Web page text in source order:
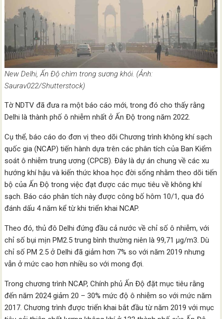
New Delhi, Ấn Độ chìm trong sương khói. (Ảnh:
Saurav022/Shutterstock)
Tờ NDTV đã đưa ra một báo cáo mới, trong đó cho thấy rằng
Delhi là thành phố ô nhiễm nhất ở Ấn Độ trong năm 2022.
Cụ thể, báo cáo do đơn vị theo dõi Chương trình không khí sạch
quốc gia (NCAP) tiến hành dựa trên các phân tích của Ban Kiểm
soát ô nhiễm trung ương (CPCB). Đây là dự án chung về các xu
hướng khí hậu và kiến thức khoa học đời sống nhằm theo dõi tiến
bộ của Ấn Độ trong việc đạt được các mục tiêu về không khí
sạch. Báo cáo phân tích này được công bố hôm 10/1, qua đó
đánh dấu 4 năm kể từ khi triển khai NCAP.
Theo đó, thủ đô Delhi đứng đầu cả nước về chỉ số ô nhiễm, với
chỉ số bụi mịn PM2.5 trung bình thường niên là 99,71 µg/m3. Dù
chỉ số PM 2.5 ở Delhi đã giảm hơn 7% so với năm 2019 nhưng
vẫn ở mức cao hơn nhiều so với mong đợi.
Trong chương trình NCAP, Chính phủ Ấn Độ đặt mục tiêu rằng
đến năm 2024 giảm 20 – 30% mức độ ô nhiễm so với mức năm
2017. Chương trình được triển khai bắt đầu từ năm 2019 với mục